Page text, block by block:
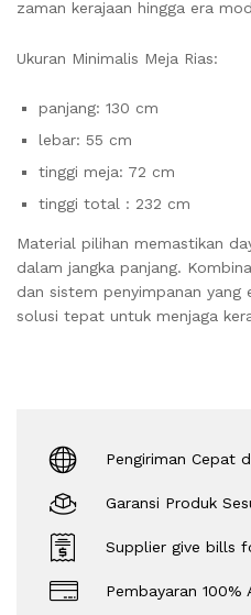
zaman kerajaan hingga era
Ukuran Minimalis Meja Rias:
panjang: 130 cm
lebar: 55 cm
tinggi meja: 72 cm
tinggi total : 232 cm
Material pilihan memastikan
dalam jangka panjang.
dan sistem penyimpanan yang
solusi tepat untuk menjaga
Pengiriman Cepat
Garansi Produk
Supplier give bills
Pembayaran 100%